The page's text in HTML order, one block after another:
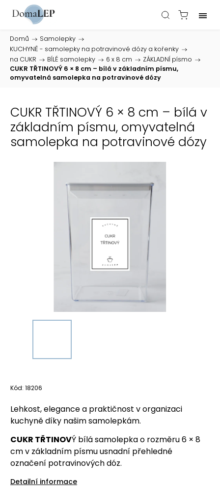
Domů / Samolepky /
KUCHYNĚ - samolepky na potravinové dózy a kořenky /
na CUKR / BÍLÉ samolepky / 6 x 8 cm / ZÁKLADNÍ písmo /
CUKR TŘTINOVÝ 6 × 8 cm – bílá v základním písmu,
omyvatelná samolepka na potravinové dózy
CUKR TŘTINOVÝ 6 × 8 cm – bílá v
základním písmu, omyvatelná
samolepka na potravinové dózy
Kód: 18206
Lehkost, elegance a praktičnost v organizaci
kuchyně díky našim samolepkám.
CUKR TŘTINOVÝ bílá samolepka o rozměru 6 × 8
cm v základním písmu usnadní přehledné
označení potravinových dóz.
Detailní informace